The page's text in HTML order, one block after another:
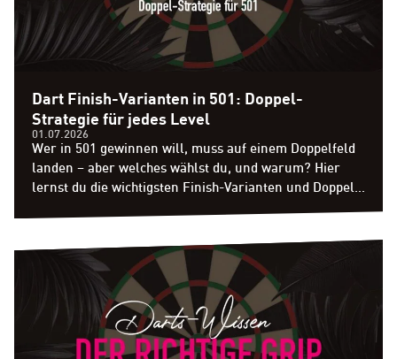
Dart Finish-Varianten in 501: Doppel-
Strategie für jedes Level
01.07.2026
Wer in 501 gewinnen will, muss auf einem Doppelfeld
landen – aber welches wählst du, und warum? Hier
lernst du die wichtigsten Finish-Varianten und Doppel-